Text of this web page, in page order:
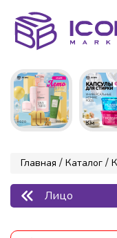
Главная / Каталог /
Лицо